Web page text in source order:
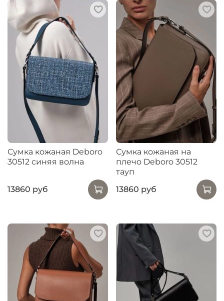
Сумка кожаная Deboro
30512 синяя волна
13860 руб
Сумка кожаная на
плечо Deboro 30512
тауп
13860 руб